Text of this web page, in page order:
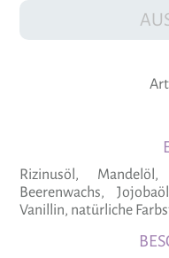
Rizinusöl, Mandelöl,
Beerenwachs,
Vanillin, natürliche